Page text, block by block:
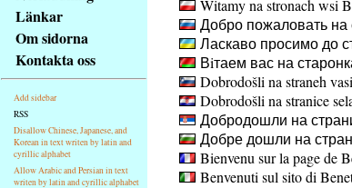
webu
základní
Hlavní
strana
Länkar
Om sidorna
Kontakta oss
Add sidebar
RSS
Disallow Chinese, Japanese, and
Korean in text writen by latin and
cyrillic alphabet
Allow Arabic and Persian in text
writen by latin and cyrillic alphabet
Witamy na stronach wsi
Добро пожаловать на
Ласкаво просимо до
Вiтаем вас на
Dobrodošli na straneh
Dobrodošli na stranice
Добродошли на
Добре дошли на
Bienvenu sur la page de
Benvenuti sul sito di